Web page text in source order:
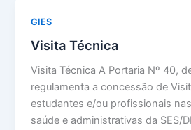
GIES
Visita Técnica
Visita Técnica A Portaria Nº 40,
regulamenta a concessão de
estudantes e/ou profissionais
saúde e administrativas da SES/